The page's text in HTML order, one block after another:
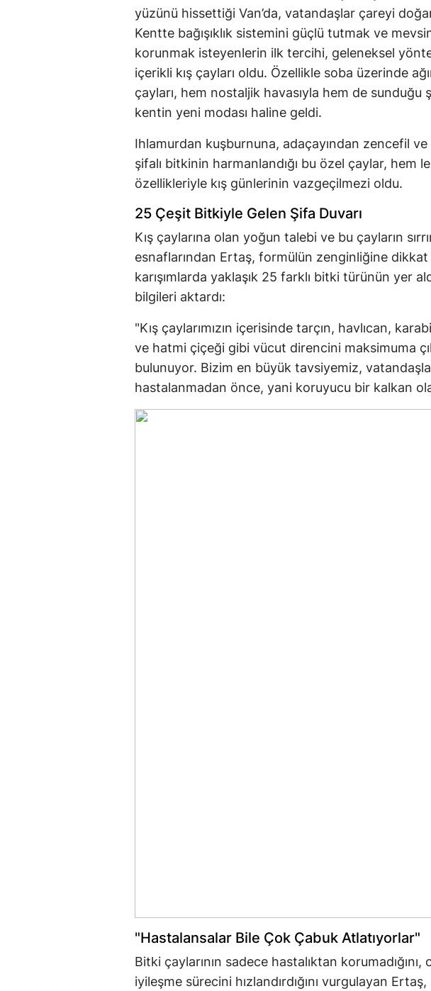
yüzünü hissettiği Van’da, vatandaşlar çareyi
Kentte bağışıklık sistemini güçlü tutmak ve
korunmak isteyenlerin ilk tercihi, geleneksel
içerikli kış çayları oldu. Özellikle soba üzerinde
çayları, hem nostaljik havasıyla hem de sunduğu
kentin yeni modası haline geldi.
Ihlamurdan kuşburnuna, adaçayından zencefil
şifalı bitkinin harmanlandığı bu özel çaylar, hem
özellikleriyle kış günlerinin vazgeçilmezi oldu.
25 Çeşit Bitkiyle Gelen Şifa Duvarı
Kış çaylarına olan yoğun talebi ve bu çayların
esnaflarından Ertaş, formülün zenginliğine dikkat
karışımlarda yaklaşık 25 farklı bitki türünün yer
bilgileri aktardı:
"Kış çaylarımızın içerisinde tarçın, havlıcan,
ve hatmi çiçeği gibi vücut direncini maksimuma
bulunuyor. Bizim en büyük tavsiyemiz,
hastalanmadan önce, yani koruyucu bir kalkan
"Hastalansalar Bile Çok Çabuk Atlatıyorlar"
Bitki çaylarının sadece hastalıktan korumadığını,
iyileşme sürecini hızlandırdığını vurgulayan Ertaş,